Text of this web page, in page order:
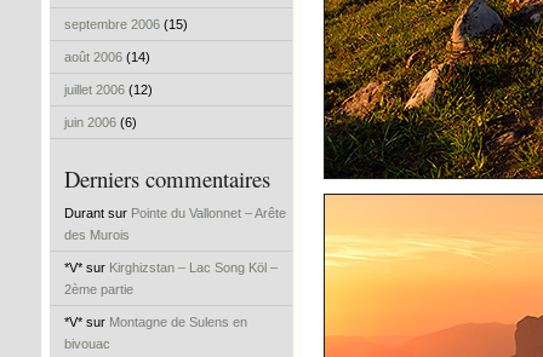
septembre 2006 (15)
août 2006 (14)
juillet 2006 (12)
juin 2006 (6)
Derniers commentaires
Durant sur Pointe du Vallonnet – Arête
des Murois
*V* sur Kirghizstan – Lac Song Köl –
2ème partie
*V* sur Montagne de Sulens en
bivouac